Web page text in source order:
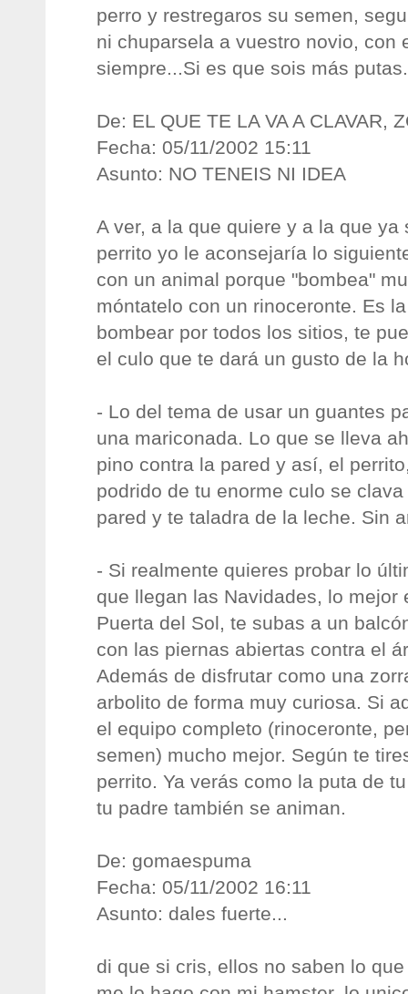
perro y restregaros su semen,
ni chuparsela a vuestro novio, con
siempre...Si es que sois más
De: EL QUE TE LA VA A CLAVAR,
Fecha: 05/11/2002 15:11
Asunto: NO TENEIS NI IDEA
A ver, a la que quiere y a la que ya
perrito yo le aconsejaría lo
con un animal porque "bombea"
móntatelo con un rinoceronte. Es
bombear por todos los sitios, te
el culo que te dará un gusto de la
- Lo del tema de usar un guantes
una mariconada. Lo que se lleva
pino contra la pared y así, el
podrido de tu enorme culo se
pared y te taladra de la leche. Sin
- Si realmente quieres probar lo
que llegan las Navidades, lo mejor
Puerta del Sol, te subas a un
con las piernas abiertas contra el
Además de disfrutar como una
arbolito de forma muy curiosa. Si
el equipo completo (rinoceronte,
semen) mucho mejor. Según te
perrito. Ya verás como la puta de
tu padre también se animan.
De: gomaespuma
Fecha: 05/11/2002 16:11
Asunto: dales fuerte...
di que si cris, ellos no saben lo